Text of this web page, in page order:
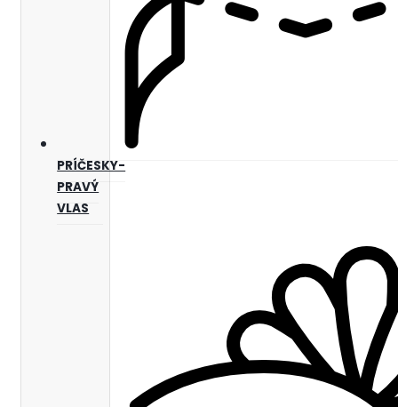
PRÍČESKY-
PRAVÝ
VLAS